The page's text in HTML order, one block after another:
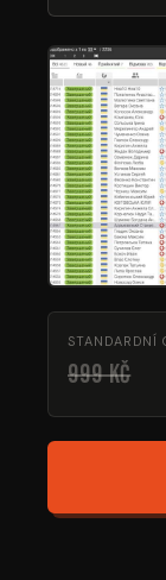
STANDARDNÍ
999 Kč